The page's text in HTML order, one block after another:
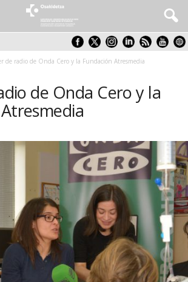
de radio de Onda Cero y la Fundación Atresmedia
de Onda Cero y la